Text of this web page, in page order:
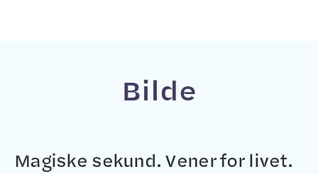
Bilde
Magiske sekund. Vener for livet.